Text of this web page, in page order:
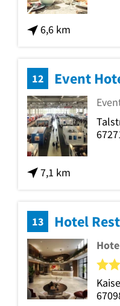
6,6 km
12 Event
7,1 km
13 Hotel